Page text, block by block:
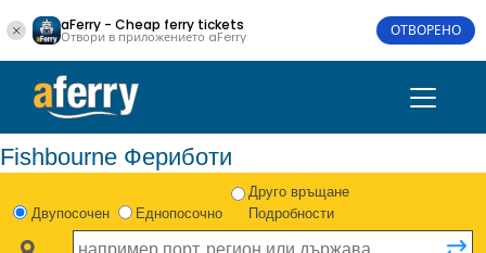
aFerry - Cheap ferry tickets
Отвори в приложението aFerry ОТВОРЕНО
Fishbourne Фериботи
Двупосочен Еднопосочно
Друго връщане
Подробности